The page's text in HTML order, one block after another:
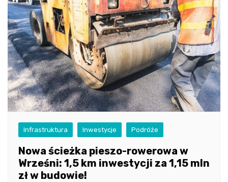
Infrastruktura Inwestycje Podróże
Nowa ścieżka pieszo-rowerowa w
Wrześni: 1,5 km inwestycji za 1,15 mln
zł w budowie!